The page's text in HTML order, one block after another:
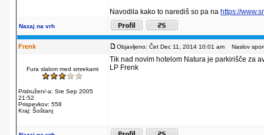
Navodila kako to narediš so pa na https://
Nazaj na vrh
Frenk Objavljeno: Čet Dec 11, 2014 10:01 am Naslov
Fura slalom med smrekami
Pridružen/-a: Sre Sep 2005
21:52
Prispevkov: 558
Kraj: Šoštanj
Tik nad novim hotelom Natura je parkirišče za
LP Frenk